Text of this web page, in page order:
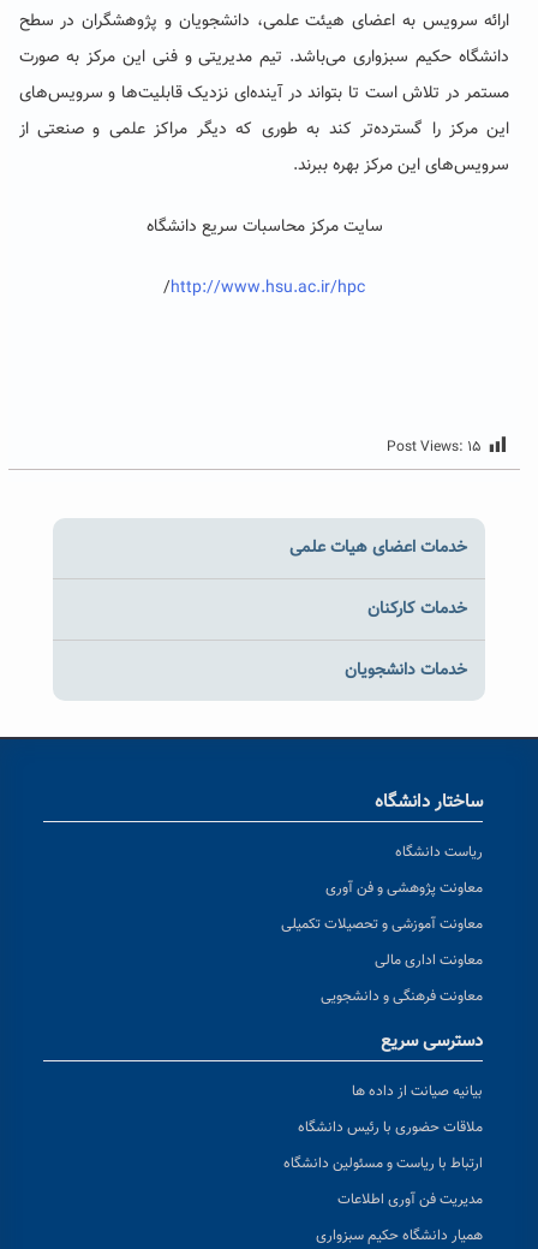
ارائه سرویس به اعضای هیئت علمی، دانشجویان و پژوهشگران در سطح
دانشگاه حکیم سبزواری می‌باشد. تیم مدیریتی و فنی این مرکز به صورت
مستمر در تلاش است تا بتواند در آینده‌ای نزدیک قابلیت‌ها و سرویس‌های
این مرکز را گسترده‌تر کند به طوری که دیگر مراکز علمی و صنعتی از
سرویس‌های این مرکز بهره ببرند.
سایت مرکز محاسبات سریع دانشگاه
http://www.hsu.ac.ir/hpc
/
Post Views:۱۵
خدمات اعضای هیات علمی
خدمات کارکنان
خدمات دانشجویان
ساختار دانشگاه
ریاست دانشگاه
معاونت پژوهشی و فن آوری
معاونت آموزشی و تحصیلات تکمیلی
معاونت اداری مالی
معاونت فرهنگی و دانشجویی
دسترسی سریع
بیانیه صیانت از داده ها
ملاقات حضوری با رئیس دانشگاه
ارتباط با ریاست و مسئولین دانشگاه
مدیریت فن آوری اطلاعات
همیار دانشگاه حکیم سبزواری